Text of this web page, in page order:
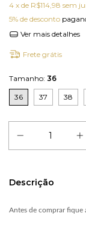
4 x de R$114,98 sem
5% de desconto
Ver mais detalhes
Frete grátis
Tamanho: 36
36 37 38
Descrição
Antes de comprar fique